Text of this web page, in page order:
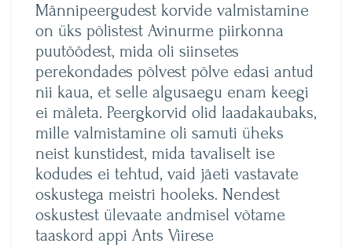
Männipeergudest korvide valmistamine
on üks põlistest Avinurme piirkonna
puutöödest, mida oli siinsetes
perekondades põlvest põlve edasi antud
nii kaua, et selle algusaegu enam keegi
ei mäleta. Peergkorvid olid laadakaubaks,
mille valmistamine oli samuti üheks
neist kunstidest, mida tavaliselt ise
kodudes ei tehtud, vaid jäeti vastavate
oskustega meistri hooleks. Nendest
oskustest ülevaate andmisel võtame
taaskord appi Ants Viirese